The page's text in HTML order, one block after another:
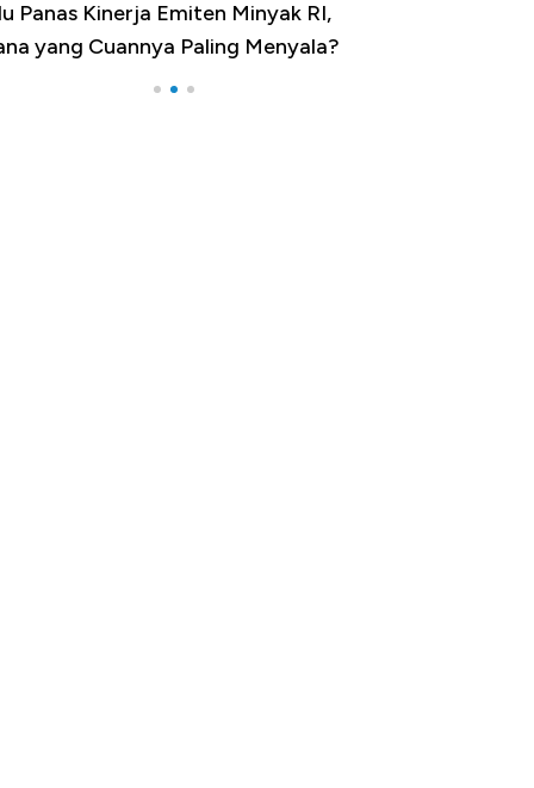
Provinsi dengan Tingkat
Tertinggi, Ada Jakarta